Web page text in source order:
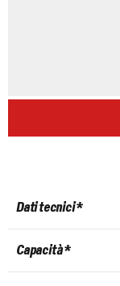
Dati tecnici *
Capacità *